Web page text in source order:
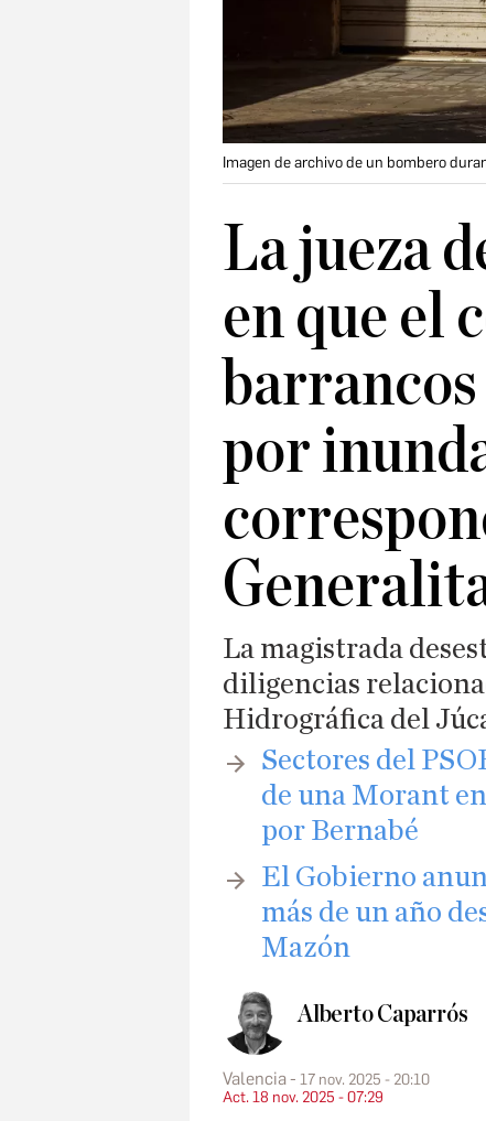
Imagen de archivo de un bombero
La jueza
en que el
por
La magistrada
diligencias
Hidrográfica del
Sectores del
de una Morant
por Bernabé
El Gobierno
más de un año
Mazón
Alberto Caparrós
Valencia
17 nov. 2025 - 20:10
Act. 18 nov. 2025 - 07:29